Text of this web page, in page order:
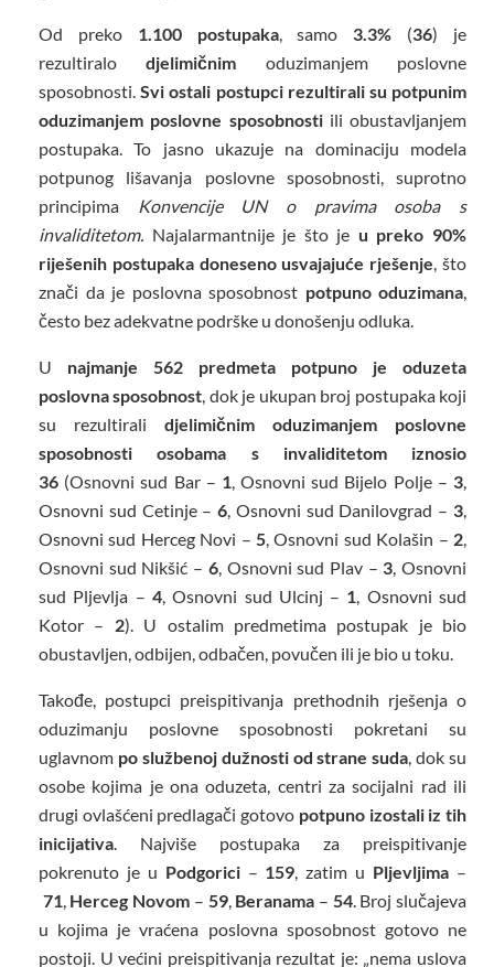
Od preko 1.100 postupaka, samo 3.3% (36) je
rezultiralodjelimičnim oduzimanjem poslovne
sposobnosti.Svi ostali postupci rezultirali su potpunim
oduzimanjem poslovne sposobnostiili obustavljanjem
postupaka. To jasno ukazuje na dominaciju modela
potpunog lišavanja poslovne sposobnosti, suprotno
principima
Konvencije UN o pravima osoba s
invaliditetom. Najalarmantnije je što je u preko 90%
riješenih postupaka doneseno usvajajuće rješenje, što
znači da je poslovna sposobnost potpuno oduzimana,
često bez adekvatne podrške u donošenju odluka.
U najmanje 562 predmeta potpuno je oduzeta
poslovna sposobnost, dok je ukupan broj postupaka koji
su rezultirali djelimičnim oduzimanjem poslovne
sposobnosti osobama s invaliditetom iznosio
36 (Osnovni sud Bar – 1, Osnovni sud Bijelo Polje – 3,
Osnovni sud Cetinje –6, Osnovni sud Danilovgrad – 3,
Osnovni sud Herceg Novi – 5, Osnovni sud Kolašin – 2,
Osnovni sud Nikšić – 6, Osnovni sud Plav – 3, Osnovni
sud Pljevlja – 4, Osnovni sud Ulcinj – 1, Osnovni sud
Kotor – 2). U ostalim predmetima postupak je bio
obustavljen, odbijen, odbačen, povučen ili je bio u toku.
Takođe, postupci preispitivanja prethodnih rješenja o
oduzimanju poslovne sposobnosti pokretani su
uglavnom po službenoj dužnosti od strane suda, dok su
osobe kojima je ona oduzeta, centri za socijalni rad ili
drugi ovlašćeni predlagači gotovo potpuno izostali iz tih
inicijativa. Najviše postupaka za preispitivanje
pokrenuto je u Podgorici– 159, zatim u Pljevljima –
71, Herceg Novom – 59, Beranama – 54. Broj slučajeva
u kojima je vraćena poslovna sposobnost gotovo ne
postoji. U većini preispitivanja rezultat je: „nema uslova